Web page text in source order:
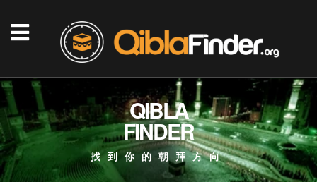
QIBLA
FINDER
找到你的朝拜方向